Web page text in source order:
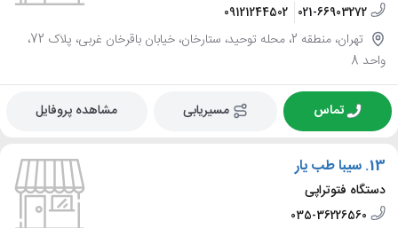
021-66903272
09121244502
تهران، منطقه 2، محله توحید، ستارخان، خیابان باقرخان غربی، پلاک 72،
واحد 8
تماس مسیریابی مشاهده پروفایل
13. سیبا طب یار
دستگاه فتوتراپی
035-36226560